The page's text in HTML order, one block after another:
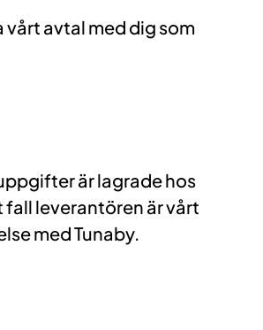
avtal med dig som
är lagrade hos
leverantören är vårt
med Tunaby.